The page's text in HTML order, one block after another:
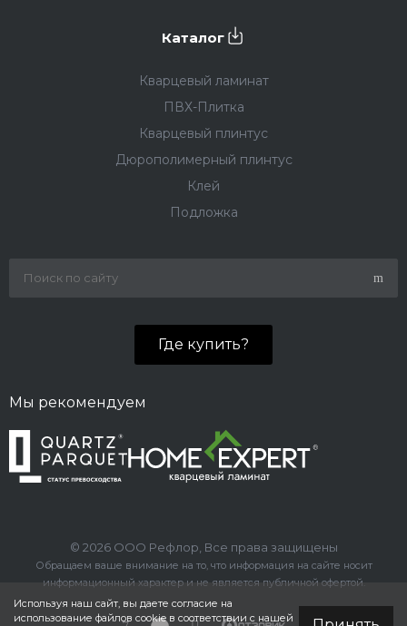
Каталог
Кварцевый ламинат
ПВХ-Плитка
Кварцевый плинтус
Дюрополимерный плинтус
Клей
Подложка
Где купить?
Мы рекомендуем
© 2026 ООО Рефлор, Все права защищены
Обращаем ваше внимание на то, что информация на сайте носит
информационный характер и не является публичной офертой.
Используя наш сайт, вы даете согласие на
использование файлов cookie в соответствии с нашей